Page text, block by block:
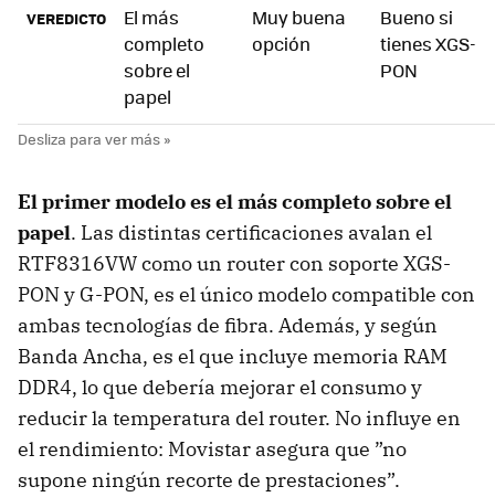
VEREDICTO
El más
completo
sobre el
papel
Muy buena
opción
Bueno si
tienes XGS-
PON
El primer modelo es el más completo sobre el
papel. Las distintas certificaciones avalan el
RTF8316VW como un router con soporte XGS-
PON y G-PON, es el único modelo compatible con
ambas tecnologías de fibra. Además, y según
Banda Ancha, es el que incluye memoria RAM
DDR4, lo que debería mejorar el consumo y
reducir la temperatura del router. No influye en
el rendimiento: Movistar asegura que ”no
supone ningún recorte de prestaciones”.